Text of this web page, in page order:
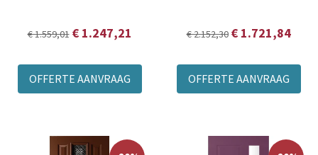
€ 1.559,01 € 1.247,21
OFFERTE AANVRAAG
€ 2.152,30 € 1.721,84
OFFERTE AANVRAAG